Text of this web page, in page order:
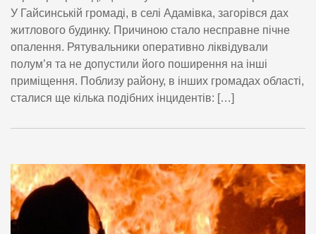
У Гайсинській громаді, в селі Адамівка, загорівся дах
житлового будинку. Причиною стало несправне пічне
опалення. Рятувальники оперативно ліквідували
полум’я та не допустили його поширення на інші
приміщення. Поблизу району, в інших громадах області,
сталися ще кілька подібних інцидентів: […]